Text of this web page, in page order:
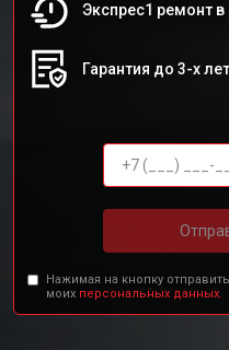
Экспрес1 ремонт
Гарантия до 3-х лет
Нажимая на кнопку
моих персональных данных.